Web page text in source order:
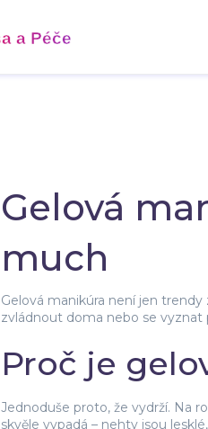
Gelová
much
Gelová manikúra není jen
zvládnout doma nebo se vyznat
Proč je
Jednoduše proto, že vydrží. Na
skvěle vypadá – nehty jsou